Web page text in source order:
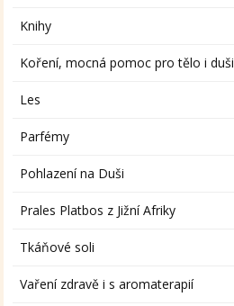
Knihy
Koření, mocná pomoc pro tělo i duši
Les
Parfémy
Pohlazení na Duši
Prales Platbos z Jižní Afriky
Tkáňové soli
Vaření zdravě i s aromaterapií